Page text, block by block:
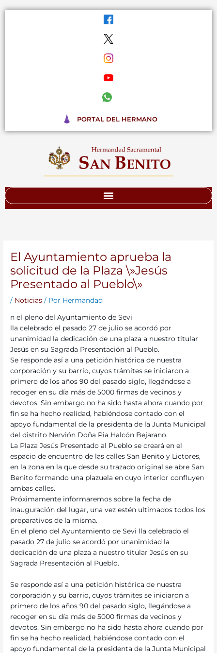
PORTAL DEL HERMANO
El Ayuntamiento aprueba la
solicitud de la Plaza \»Jesús
Presentado al Pueblo\»
/ Noticias / Por Hermandad
n el pleno del Ayuntamiento de Sevi
lla celebrado el pasado 27 de julio se acordó por
unanimidad la dedicación de una plaza a nuestro titular
Jesús en su Sagrada Presentación al Pueblo.
Se responde así a una petición histórica de nuestra
corporación y su barrio, cuyos trámites se iniciaron a
primero de los años 90 del pasado siglo, llegándose a
recoger en su día más de 5000 firmas de vecinos y
devotos. Sin embargo no ha sido hasta ahora cuando por
fin se ha hecho realidad, habiéndose contado con el
apoyo fundamental de la presidenta de la Junta Municipal
del distrito Nervión Doña Pia Halcón Bejarano.
La Plaza Jesús Presentado al Pueblo se creará en el
espacio de encuentro de las calles San Benito y Lictores,
en la zona en la que desde su trazado original se abre San
Benito formando una plazuela en cuyo interior confluyen
ambas calles.
Próximamente informaremos sobre la fecha de
inauguración del lugar, una vez estén ultimados todos los
preparativos de la misma.
En el pleno del Ayuntamiento de Sevi lla celebrado el
pasado 27 de julio se acordó por unanimidad la
dedicación de una plaza a nuestro titular Jesús en su
Sagrada Presentación al Pueblo.
Se responde así a una petición histórica de nuestra
corporación y su barrio, cuyos trámites se iniciaron a
primero de los años 90 del pasado siglo, llegándose a
recoger en su día más de 5000 firmas de vecinos y
devotos. Sin embargo no ha sido hasta ahora cuando por
fin se ha hecho realidad, habiéndose contado con el
apoyo fundamental de la presidenta de la Junta Municipal